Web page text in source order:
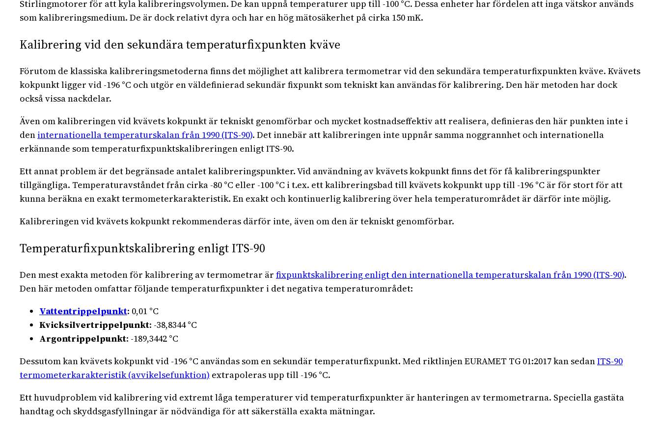
Stirlingmotorer för att kyla kalibreringsvolymen. De kan uppnå temperaturer upp till -100 °C. Dessa enheter har fördelen att inga vätskor används
som kalibreringsmedium. De är dock relativt dyra och har en hög mätosäkerhet på cirka 150 mK.
Kalibrering vid den sekundära temperaturfixpunkten kväve
Förutom de klassiska kalibreringsmetoderna finns det möjlighet att kalibrera termometrar vid den sekundära temperaturfixpunkten kväve. Kvävets
kokpunkt ligger vid -196 °C och utgör en väldefinierad sekundär fixpunkt som tekniskt kan användas för kalibrering. Den här metoden har dock
också vissa nackdelar.
Även om kalibreringen vid kvävets kokpunkt är tekniskt genomförbar och mycket kostnadseffektiv att realisera, definieras den här punkten inte i
den internationella temperaturskalan från 1990 (ITS-90). Det innebär att kalibreringen inte uppnår samma noggrannhet och internationella
erkännande som temperaturfixpunktskalibreringen enligt ITS-90.
Ett annat problem är det begränsade antalet kalibreringspunkter. Vid användning av kvävets kokpunkt finns det för få kalibreringspunkter
tillgängliga. Temperaturavståndet från cirka -80 °C eller -100 °C i t.ex. ett kalibreringsbad till kvävets kokpunkt upp till -196 °C är för stort för att
kunna beräkna en exakt termometerkarakteristik. En exakt och kontinuerlig kalibrering över hela temperaturområdet är därför inte möjlig.
Kalibreringen vid kvävets kokpunkt rekommenderas därför inte, även om den är tekniskt genomförbar.
Temperaturfixpunktskalibrering enligt ITS-90
Den mest exakta metoden för kalibrering av termometrar är fixpunktskalibrering enligt den internationella temperaturskalan från 1990 (ITS-90).
Den här metoden omfattar följande temperaturfixpunkter i det negativa temperaturområdet:
Vattentrippelpunkt: 0,01 °C
Kvicksilvertrippelpunkt: -38,8344 °C
Argontrippelpunkt: -189,3442 °C
Dessutom kan kvävets kokpunkt vid -196 °C användas som en sekundär temperaturfixpunkt. Med riktlinjen EURAMET TG 01:2017 kan sedanITS-90
termometerkarakteristik (avvikelsefunktion) extrapoleras upp till -196 °C.
Ett huvudproblem vid kalibrering vid extremt låga temperaturer vid temperaturfixpunkter är hanteringen av termometrarna. Speciella gastäta
handtag och skyddsgasfyllningar är nödvändiga för att säkerställa exakta mätningar.